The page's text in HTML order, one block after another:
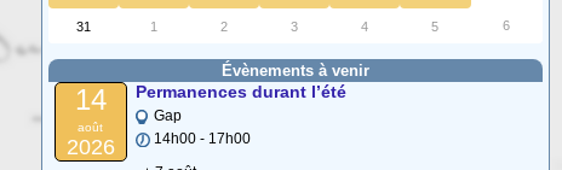
31 1 2 3 4 5 6
Évènements à venir
14
août
2026
Permanences durant l’été
Gap
14h00 - 17h00